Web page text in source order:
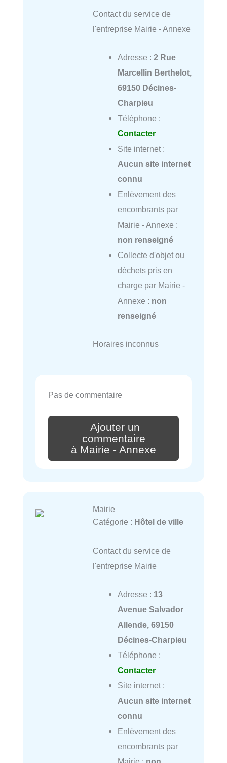
Contact du service de
l'entreprise Mairie - Annexe
Adresse : 2 Rue
Marcellin Berthelot,
69150 Décines-
Charpieu
Téléphone :
Contacter
Site internet :
Aucun site internet
connu
Enlèvement des
encombrants par
Mairie - Annexe :
non renseigné
Collecte d'objet ou
déchets pris en
charge par Mairie -
Annexe : non
renseigné
Horaires inconnus
Pas de commentaire
Ajouter un
commentaire
à Mairie - Annexe
Mairie
Catégorie : Hôtel de ville
Contact du service de
l'entreprise Mairie
Adresse : 13
Avenue Salvador
Allende, 69150
Décines-Charpieu
Téléphone :
Contacter
Site internet :
Aucun site internet
connu
Enlèvement des
encombrants par